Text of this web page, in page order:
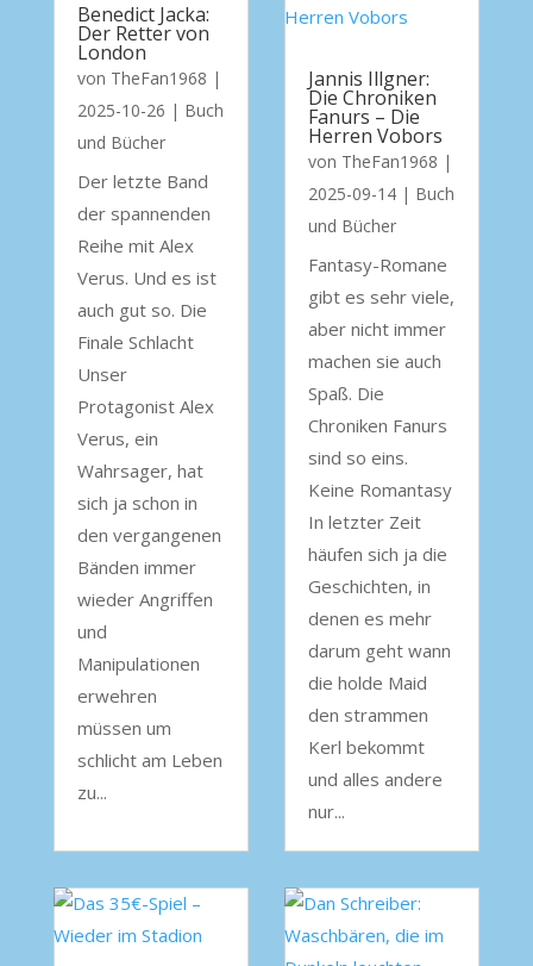
Benedict Jacka:
Der Retter von
London
von TheFan1968 |
2025-10-26 | Buch
und Bücher
Der letzte Band
der spannenden
Reihe mit Alex
Verus. Und es ist
auch gut so. Die
Finale Schlacht
Unser
Protagonist Alex
Verus, ein
Wahrsager, hat
sich ja schon in
den vergangenen
Bänden immer
wieder Angriffen
und
Manipulationen
erwehren
müssen um
schlicht am Leben
zu...
Jannis Illgner:
Die Chroniken
Fanurs – Die
Herren Vobors
von TheFan1968 |
2025-09-14| Buch
und Bücher
Fantasy-Romane
gibt es sehr viele,
aber nicht immer
machen sie auch
Spaß. Die
Chroniken Fanurs
sind so eins.
Keine Romantasy
In letzter Zeit
häufen sich ja die
Geschichten, in
denen es mehr
darum geht wann
die holde Maid
den strammen
Kerl bekommt
und alles andere
nur...